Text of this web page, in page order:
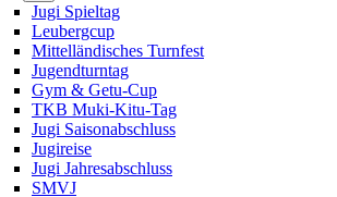
Jugi Spieltag
Leubergcup
Mittelländisches Turnfest
Jugendturntag
Gym & Getu-Cup
TKB Muki-Kitu-Tag
Jugi Saisonabschluss
Jugireise
Jugi Jahresabschluss
SMVJ